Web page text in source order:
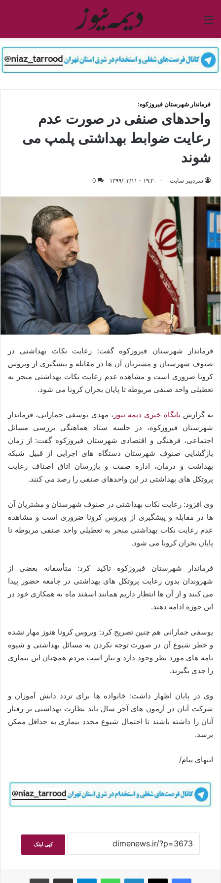
منو
فرماندار شهرستان فیروزکوه:
واحدهای صنفی در صورت عدم
رعایت ضوابط بهداشتی پلمپ می
شوند
سردبیر سایت ۱۹:۲۰ - ۱۳۹۹/۰۳/۱۱ 0
فرماندار شهرستان فیروزکوه گفت: رعایت نکات بهداشتی در
صنوف شهرستان و مشتریان آن‌ ها در مقابله و پیشگیری از ویروس
کرونا ضروری است و مشاهده عدم رعایت نکات بهداشتی منجر به
تعطیلی واحد صنفی مربوطه تا پایان بحران کرونا می ‌شود.
به گزارش پایگاه خبری دیمه نیوز ، مهدی یوسفی جمارانی، فرماندار
شهرستان فیروزکوه، در جلسه ستاد هماهنگی بررسی مسائل
اجتماعی، فرهنگی و اقتصادی شهرستان فیروزکوه گفت: از زمان
بازگشایی صنوف شهرستان دستگاه‌ های اجرایی از قبیل شبکه
بهداشت و درمان، اداره صمت و بازرسان اتاق اصناف رعایت
پروتکل‌ های بهداشتی در این واحدهای صنفی را رصد می ‌کنند.
وی افزود: رعایت نکات بهداشتی در صنوف شهرستان و مشتریان آن‌
ها در مقابله و پیشگیری از ویروس کرونا ضروری است و مشاهده
عدم رعایت نکات بهداشتی منجر به تعطیلی واحد صنفی مربوطه تا
پایان بحران کرونا می ‌شود.
فرماندار شهرستان فیروزکوه تاکید کرد: متأسفانه بعضی از
شهروندان بدون رعایت پروتکل ‌های بهداشتی در جامعه حضور پیدا
می‌ کنند و از آن‌ ها انتظار داریم همانند اسفند ماه به همکاری خود در
این حوزه ادامه دهند.
یوسفی جمارانی هم چنین تصریح کرد: ویروس کرونا هنوز مهار نشده
و خطر شیوع آن در صورت توجه نکردن به مسائل بهداشتی و شیوه
نامه های مورد نظر وجود دارد و نیاز است مردم همچنان این بیماری
را جدی بگیرند.
وی در پایان اظهار داشت: خانواده ها برای تردد دانش آموزان و
شرکت آنان در آزمون های آخر سال باید نظارت بهداشتی بر رفتار
آنان را داشته باشند تا احتمال شیوع مجدد بیماری به حداقل ممکن
برسد.
انتهای پیام/
کپی لینک
فیسبوکایکس لینکداین واتس آپ تلگرام اشتراک گذاری با ایمیل چاپ